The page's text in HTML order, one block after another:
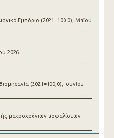
Εμπόριο (2021=100.0), Μαΐου
2026
(2021=100,0), Ιουνίου
μακροχρόνιων ασφαλίσεων